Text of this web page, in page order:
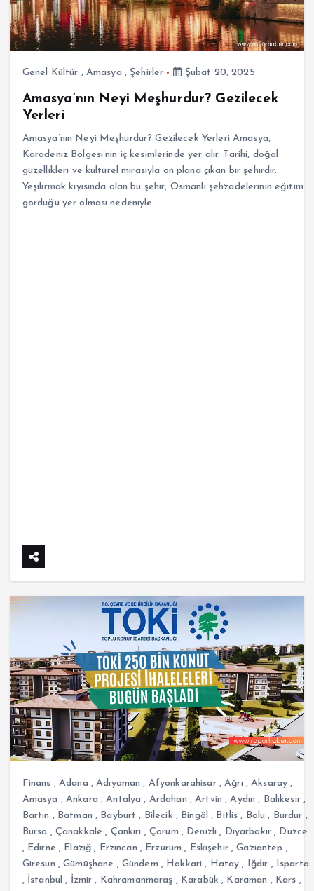
Genel Kültür , Amasya , Şehirler Şubat 20, 2025
Amasya’nın Neyi Meşhurdur? Gezilecek
Yerleri
Amasya’nın Neyi Meşhurdur? Gezilecek Yerleri Amasya,
Karadeniz Bölgesi’nin iç kesimlerinde yer alır. Tarihi, doğal
güzellikleri ve kültürel mirasıyla ön plana çıkan bir şehirdir.
Yeşilırmak kıyısında olan bu şehir, Osmanlı şehzadelerinin eğitim
gördüğü yer olması nedeniyle…
Finans , Adana ,Adıyaman , Afyonkarahisar,Ağrı ,Aksaray ,
Amasya , Ankara ,Antalya , Ardahan ,Artvin ,Aydın , Balıkesir,
Bartın , Batman , Bayburt , Bilecik , Bingöl , Bitlis , Bolu , Burdur ,
Bursa , Çanakkale , Çankırı , Çorum , Denizli , Diyarbakır , Düzce
, Edirne , Elazığ , Erzincan , Erzurum , Eskişehir,Gaziantep ,
Giresun ,Gümüşhane , Gündem , Hakkari , Hatay , Iğdır ,
Isparta
, İstanbul , İzmir , Kahramanmaraş , Karabük , Karaman , Kars ,